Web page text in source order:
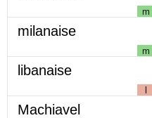
m
milanaise
m
libanaise
l
Machiavel